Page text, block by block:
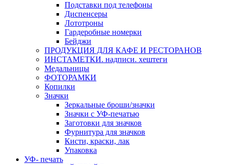
Подставки под телефоны
Диспенсеры
Лототроны
Гардеробные номерки
Бейджи
ПРОДУКЦИЯ ДЛЯ КАФЕ И РЕСТОРАНОВ
ИНСТАМЕТКИ. надписи. хештеги
Медальницы
ФОТОРАМКИ
Копилки
Значки
Зеркальные броши/значки
Значки с УФ-печатью
Заготовки для значков
Фурнитура для значков
Кисти, краски, лак
Упаковка
УФ- печать